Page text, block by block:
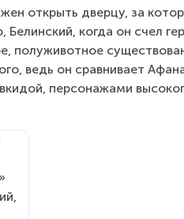
открыть дверцу, за
когда он счел
полуживотное
ведь он сравнивает
персонажами